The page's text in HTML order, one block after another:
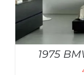
1975